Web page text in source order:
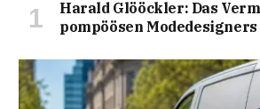
Harald Glööckler: Das
pompöösen Modedesigners